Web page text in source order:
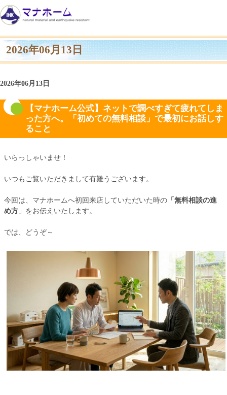
2026年06月13日
2026年06月13日
【マナホーム公式】ネットで調べすぎて疲れてしま
った方へ。「初めての無料相談」で最初にお話しす
ること
いらっしゃいませ！
いつもご覧いただきまして有難うございます。
今回は、マナホームへ初回来店していただいた時の 「無料相談の進
め方 」をお伝えいたします。
では、どうぞ～